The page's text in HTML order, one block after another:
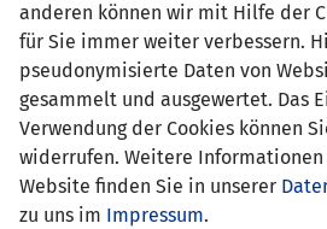
Position: Verteidigung
Geburtsdatum: 2. Mai 1991
aktueller
Verein:
FC BW Feldkirch
erlernter
anderen können wir mit Hilfe der
für Sie immer weiter verbessern.
pseudonymisierte Daten von
gesammelt und ausgewertet. Das
Verwendung der Cookies können
widerrufen. Weitere Informationen
Website finden Sie in unserer
zu uns im Impressum.